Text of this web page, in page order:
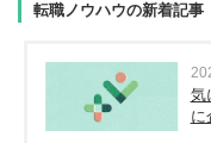
転職ノウハウの新着記事
気
に